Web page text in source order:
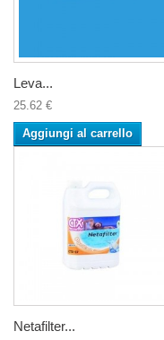
Leva...
25.62 €
Aggiungi al carrello
Netafilter...